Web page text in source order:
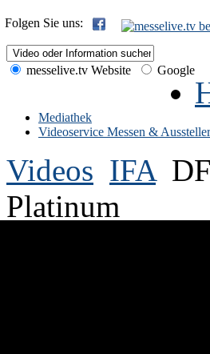
Folgen Sie uns:
messelive.tv Website Google
Mediathek
Videoservice Messen & Aussteller
Videos IFA
Platinum